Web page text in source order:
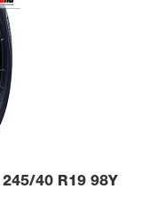
245/40 R19 98Y